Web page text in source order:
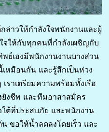
าวให้กำลังใจพนักงานและผู้
จให้กับทุกคนที่กำลังเผชิญกับ
ย์เองมีพนักงานงานบางส่วน
หมือนกัน และรู้สึกเป็นห่วง
าเตรียมความพร้อมทั้งเรือ
ยังชีพ และทีมอาสาสมัคร
ต้ที่ประสบภัย และพนักงาน
น ขอให้น้ำลดลงโดยเร็ว และ